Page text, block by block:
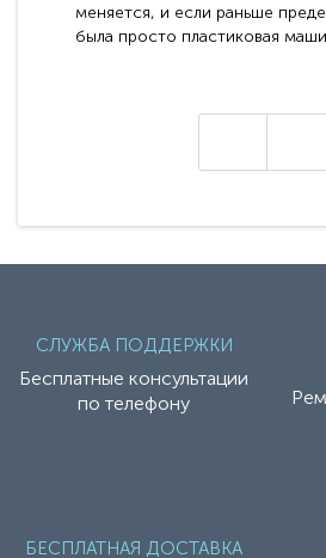
меняется, и если раньше
была просто пластиковая
СЛУЖБА ПОДДЕРЖКИ
Бесплатные консультации
по телефону
БЕСПЛАТНАЯ ДОСТАВКА